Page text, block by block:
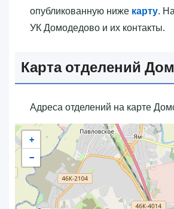
опубликованную ниже карту.
УК Домодедово и их контакты.
Карта отделений
Адреса отделений на карте
+
−